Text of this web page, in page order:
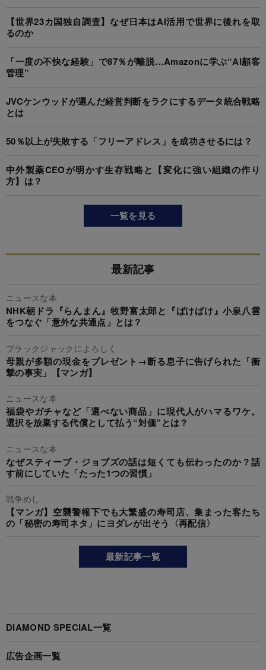
【世界23カ国独自調査】なぜ日本はAI活用で世界に後れを取
るのか
「一度の不快な経験」で87％が離脱…Amazonに学ぶ“AI顧客
管理”
JVCケンウッドが選んだ経営判断をラクにするデータ統合戦略
とは
50％以上が失敗する「フリーアドレス」を成功させるには？
中外製薬CEOが明かす生存戦略と【変化に強い組織の作り
方】は？
一覧を見る
最新記事
ニュースな本
NHK朝ドラ『らんまん』牧野富太郎と『ばけばけ』小泉八雲
をつなぐ「意外な共通点」とは？
ブラックジャックによろしく
母親が多額の現金をプレゼント→断る息子に告げられた「衝
撃の事実」【マンガ】
ニュースな本
福袋やガチャなど「選べない商品」に現代人がハマるワケ。
選択を放棄する代償として払う“対価”とは？
ニュースな本
なぜスティーブ・ジョブズの話は短くても伝わったのか？話
す前にしていた「たった1つの習慣」
戦争めし
【マンガ】空襲警報下でも大繁盛の寿司店、集まった客たち
の「秘密の寿司ネタ」にヨダレが出そう〈再配信〉
最新記事一覧
DIAMOND SPECIAL一覧
広告企画一覧